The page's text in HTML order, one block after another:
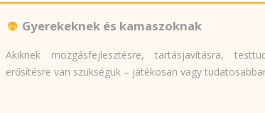
Gyerekeknek és kamaszoknak
Akiknek mozgásfejlesztésre, tartásjavításra,
erősítésre van szükségük – játékosan vagy